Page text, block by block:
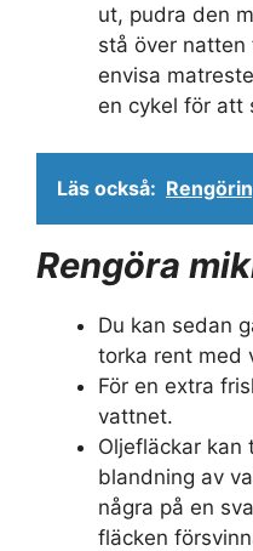
ut, pudra den
stå över natten
envisa
en cykel för att
Läs också:
Rengöra
Du kan sedan
torka rent med
För en extra
vattnet.
Oljefläckar kan
blandning av
några på en
fläcken